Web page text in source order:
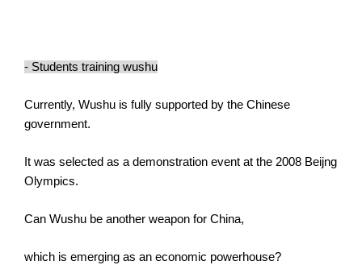
- Students training wushu
Currently, Wushu is fully supported by the Chinese
government.
It was selected as a demonstration event at the 2008 Beijng
Olympics.
Can Wushu be another weapon for China,
which is emerging as an economic powerhouse?